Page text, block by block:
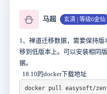
⛄ 马超 玄清 | 等级6金仙
1、禅道迁移数据，需要保持
移到低版本上。可以安装相同
据。
18.10的docker下载地址
docker pull easysoft/